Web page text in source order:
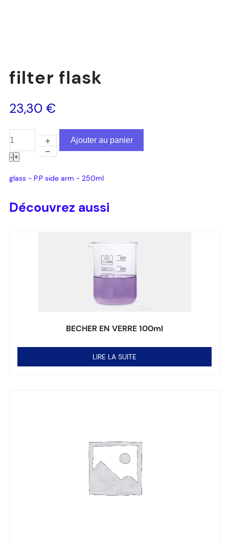
filter flask
23,30 €
- +
Ajouter au panier
glass - P.P side arm - 250ml
Découvrez aussi
BECHER EN VERRE 100ml
LIRE LA SUITE